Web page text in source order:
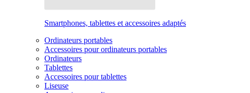
Smartphones, tablettes et accessoires adaptés
Ordinateurs portables
Accessoires pour ordinateurs portables
Ordinateurs
Tablettes
Accessoires pour tablettes
Liseuse